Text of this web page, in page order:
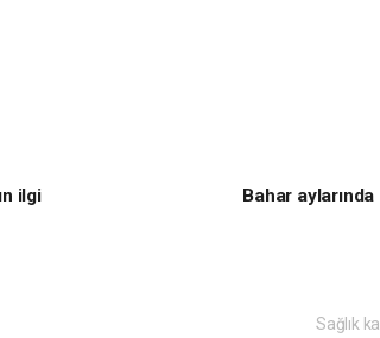
ilgi Bahar
Sağlık